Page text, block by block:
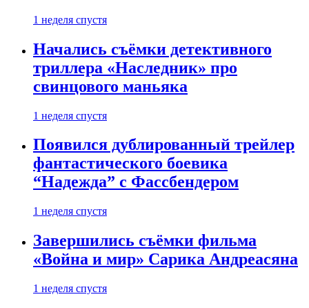
1 неделя спустя
Начались съёмки детективного
триллера «Наследник» про
свинцового маньяка
1 неделя спустя
Появился дублированный трейлер
фантастического боевика
“Надежда” с Фассбендером
1 неделя спустя
Завершились съёмки фильма
«Война и мир» Сарика Андреасяна
1 неделя спустя